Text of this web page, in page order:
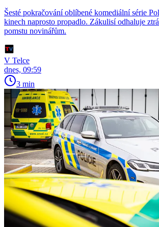
Šesté pokračování oblíbené komediální série
kinech naprosto propadlo. Zákulisí odhaluje
pomstu novinářům.
V Telce
dnes, 09:59
3 min